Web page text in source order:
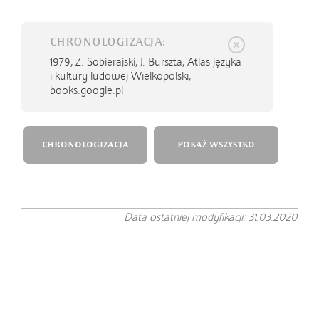
CHRONOLOGIZACJA:
1979, Z. Sobierajski, J. Burszta, Atlas języka
i kultury ludowej Wielkopolski,
books.google.pl
CHRONOLOGIZACJA POKAŻ WSZYSTKO
Data ostatniej modyfikacji: 31.03.2020